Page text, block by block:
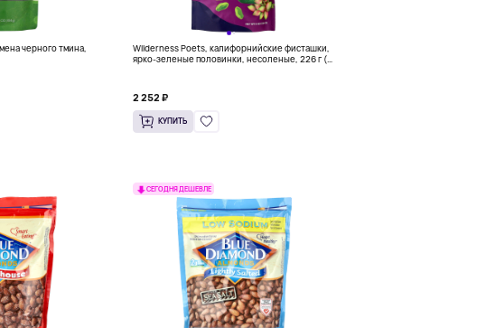
черного тмина,
Wilderness Poets, калифорнийские фисташки,
ярко-зеленые половинки, несоленые, 226 г (8
2 252 ₽
КУПИТЬ
СЕГОДНЯ ДЕШЕВЛЕ